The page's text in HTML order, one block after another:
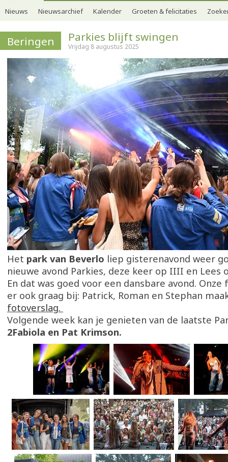
Nieuws Nieuwsarchief Kalender Groeten & felicitaties
Beringen Parkies blijft swingen
Vrijdag 8 augustus 2025
Het park van Beverlo liep gisterenavond weer
nieuwe avond Parkies, deze keer op IIII en Lees
En dat was goed voor een dansbare avond.
er ook graag bij: Patrick, Roman en Stephan
fotoverslag.
Volgende week kan je genieten van de laatste
2Fabiola en Pat Krimson.